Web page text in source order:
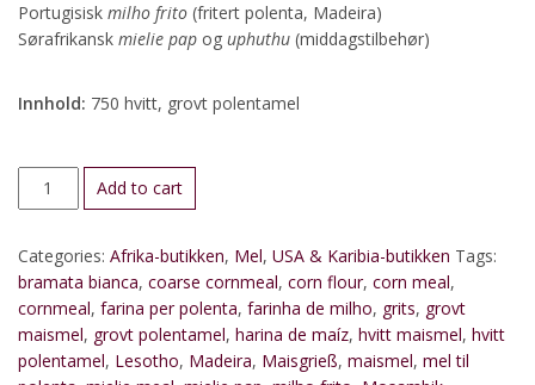
Portugisisk milho frito (fritert polenta, Madeira)
Sørafrikansk mielie pap og uphuthu (middagstilbehør)
Innhold: 750 hvitt, grovt polentamel
Polentamel
til
pap
(hvitt,
grovt)
quantity
Add to cart
Categories: Afrika-butikken, Mel, USA & Karibia-butikken Tags:
bramata bianca, coarse cornmeal, corn flour, corn meal,
cornmeal, farina per polenta, farinha de milho, grits, grovt
maismel, grovt polentamel, harina de maíz, hvitt maismel, hvitt
polentamel, Lesotho, Madeira, Maisgrieß, maismel, mel til